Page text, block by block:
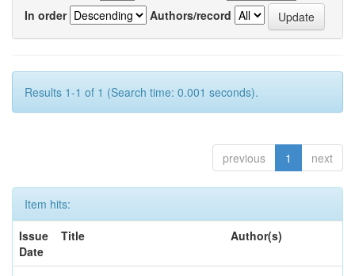
In order
Authors/record
Results 1-1 of 1 (Search time: 0.001 seconds).
previous 1 next
Item hits:
Issue
Date
Title Author(s)